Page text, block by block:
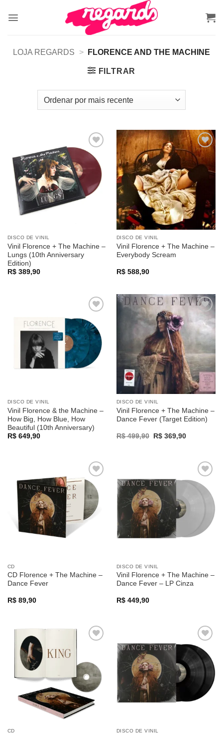
LOJA REGARDS > FLORENCE AND THE MACHINE
FILTRAR
Adicionar
a lista de
desejos
DISCO DE VINIL
Vinil Florence + The Machine –
Lungs (10th Anniversary
Edition)
R$389,90
Adicionar
a lista de
desejos
DISCO DE VINIL
Vinil Florence + The Machine –
Everybody Scream
R$588,90
Adicionar
a lista de
desejos
DISCO DE VINIL
Vinil Florence & the Machine –
How Big, How Blue, How
Beautiful (10th Anniversary)
R$649,90
Adicionar
a lista de
desejos
DISCO DE VINIL
Vinil Florence + The Machine –
Dance Fever (Target Edition)
R$499,90
Original
R$369,90Current
Adicionar
a lista de
desejos
CD
CD Florence + The Machine –
Dance Fever
R$89,90
Adicionar
a lista de
DISCO DE VINIL
Vinil Florence + The Machine –
Dance Fever – LP Cinza
R$449,90
Adicionar
desejos
CD
Adicionar
a lista de
desejos
DISCO DE VINIL